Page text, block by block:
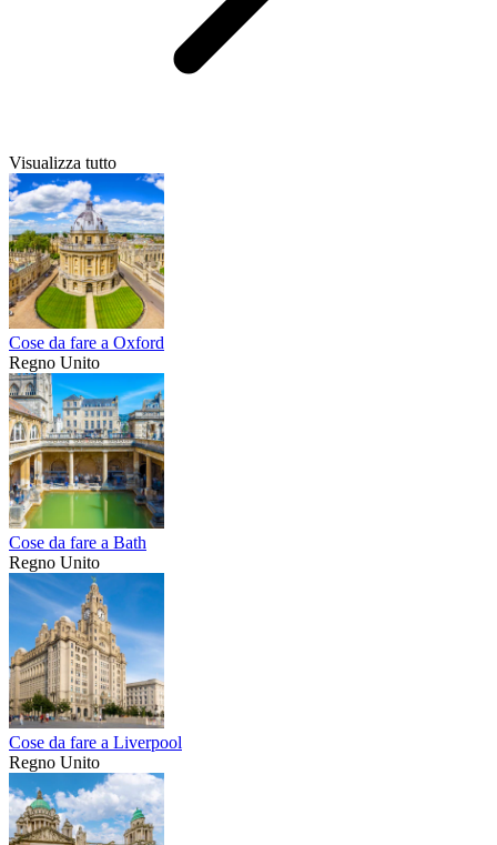
Visualizza tutto
Cose da fare a Oxford
Regno Unito
Cose da fare a Bath
Regno Unito
Cose da fare a Liverpool
Regno Unito